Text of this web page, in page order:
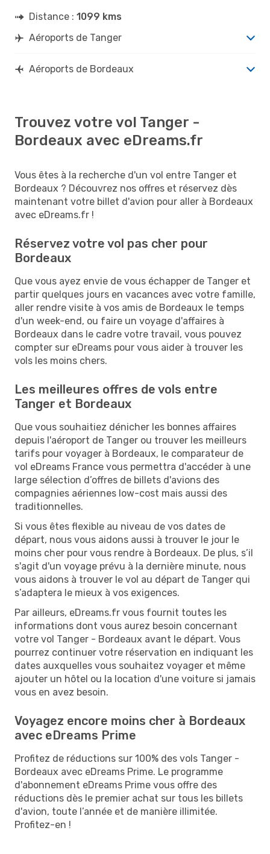
Distance : 1099 kms
Aéroports de Tanger
Aéroports de Bordeaux
Trouvez votre vol Tanger -
Bordeaux avec eDreams.fr
Vous êtes à la recherche d'un vol entre Tanger et
Bordeaux ? Découvrez nos offres et réservez dès
maintenant votre billet d'avion pour aller à Bordeaux
avec eDreams.fr !
Réservez votre vol pas cher pour
Bordeaux
Que vous ayez envie de vous échapper de Tanger et
partir quelques jours en vacances avec votre famille,
aller rendre visite à vos amis de Bordeaux le temps
d'un week-end, ou faire un voyage d'affaires à
Bordeaux dans le cadre votre travail, vous pouvez
compter sur eDreams pour vous aider à trouver les
vols les moins chers.
Les meilleures offres de vols entre
Tanger et Bordeaux
Que vous souhaitiez dénicher les bonnes affaires
depuis l'aéroport de Tanger ou trouver les meilleurs
tarifs pour voyager à Bordeaux, le comparateur de
vol eDreams France vous permettra d'accéder à une
large sélection d’offres de billets d'avions des
compagnies aériennes low-cost mais aussi des
traditionnelles.
Si vous êtes flexible au niveau de vos dates de
départ, nous vous aidons aussi à trouver le jour le
moins cher pour vous rendre à Bordeaux. De plus, s’il
s'agit d'un voyage prévu à la dernière minute, nous
vous aidons à trouver le vol au départ de Tanger qui
s’adaptera le mieux à vos exigences.
Par ailleurs, eDreams.fr vous fournit toutes les
informations dont vous aurez besoin concernant
votre vol Tanger - Bordeaux avant le départ. Vous
pourrez continuer votre réservation en indiquant les
dates auxquelles vous souhaitez voyager et même
ajouter un hôtel ou la location d'une voiture si jamais
vous en avez besoin.
Voyagez encore moins cher à Bordeaux
avec eDreams Prime
Profitez de réductions sur 100% des vols Tanger -
Bordeaux avec eDreams Prime. Le programme
d'abonnement eDreams Prime vous offre des
réductions dès le premier achat sur tous les billets
d'avion, toute l’année et de manière illimitée.
Profitez-en !